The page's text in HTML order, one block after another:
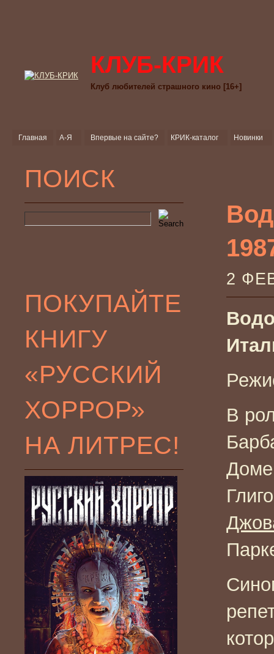
КЛУБ-КРИК
Клуб любителей страшного кино [16+]
Главная А-Я Впервые на сайте? КРИК-каталог Новинки
ПОИСК
ПОКУПАЙТЕ
КНИГУ
«РУССКИЙ
ХОРРОР»
НА ЛИТРЕС!
2
В